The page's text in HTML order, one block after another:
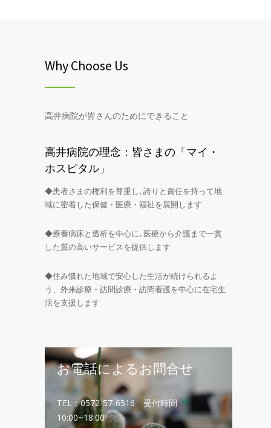
Why Choose Us
高井病院が皆さんのためにできること
高井病院の理念：皆さまの「マイ・
ホスピタル」
◆患者さまの権利を尊重し､誇りと責任を持って地
域に密着した保健・医療・福祉を展開します
◆療養病床と透析を中心に､医療から介護まで一貫
した質の高いサービスを提供します
◆住み慣れた地域で安心した生活が続けられるよ
う、外来診療・訪問診療・訪問看護を中心に在宅生
活を支援します
お電話によるお問合せ
TEL：0572-57-6516 受付時間
10:00~18:00